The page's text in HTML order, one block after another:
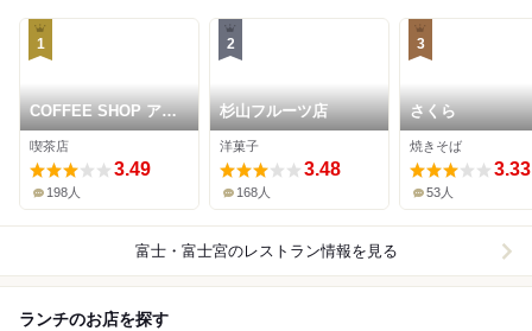
1
COFFEE SHOP アド
ニス
喫茶店
3.49
198人
2
杉山フルーツ店
洋菓子
3.48
168人
3
さくら
焼きそば
3.33
53人
富士・富士宮のレストラン情報を見る
ランチのお店を探す